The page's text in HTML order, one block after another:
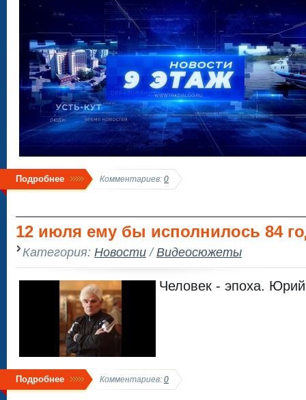
Подробнее Комментариев: 0
12 июля ему бы исполнилось 84
Категория: Новости/Видеосюжеты
Человек - эпоха.
Подробнее Комментариев: 0